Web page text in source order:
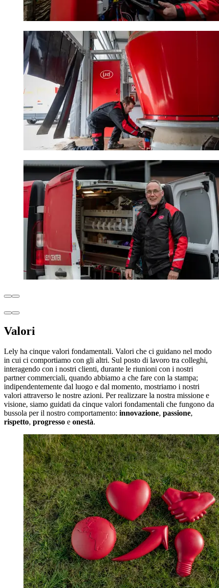
Valori
Lely ha cinque valori fondamentali. Valori che ci guidano nel modo
in cui ci comportiamo con gli altri. Sul posto di lavoro tra colleghi,
interagendo con i nostri clienti, durante le riunioni con i nostri
partner commerciali, quando abbiamo a che fare con la stampa;
indipendentemente dal luogo e dal momento, mostriamo i nostri
valori attraverso le nostre azioni. Per realizzare la nostra missione e
visione, siamo guidati da cinque valori fondamentali che fungono da
bussola per il nostro comportamento: innovazione, passione,
rispetto, progresso e onestà.